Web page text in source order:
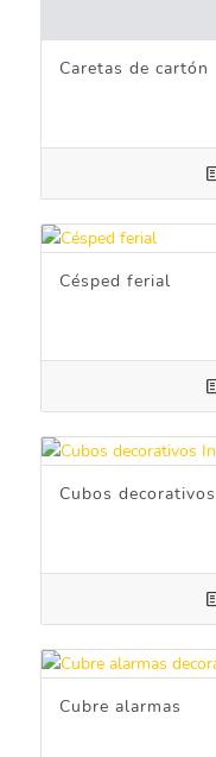
Caretas de cartón
Césped ferial
Cubos decorativos
Cubre alarmas